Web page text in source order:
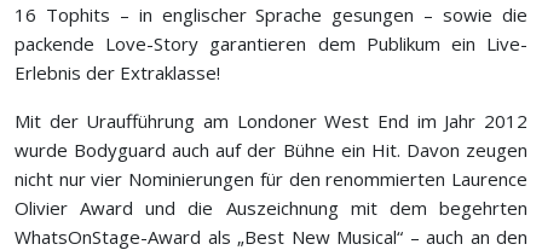
16 Tophits – in englischer Sprache gesungen – sowie die
packende Love-Story garantieren dem Publikum ein Live-
Erlebnis der Extraklasse!
Mit der Uraufführung am Londoner West End im Jahr 2012
wurde Bodyguard auch auf der Bühne ein Hit. Davon zeugen
nicht nur vier Nominierungen für den renommierten Laurence
Olivier Award und die Auszeichnung mit dem begehrten
WhatsOnStage-Award als „Best New Musical“ – auch an den